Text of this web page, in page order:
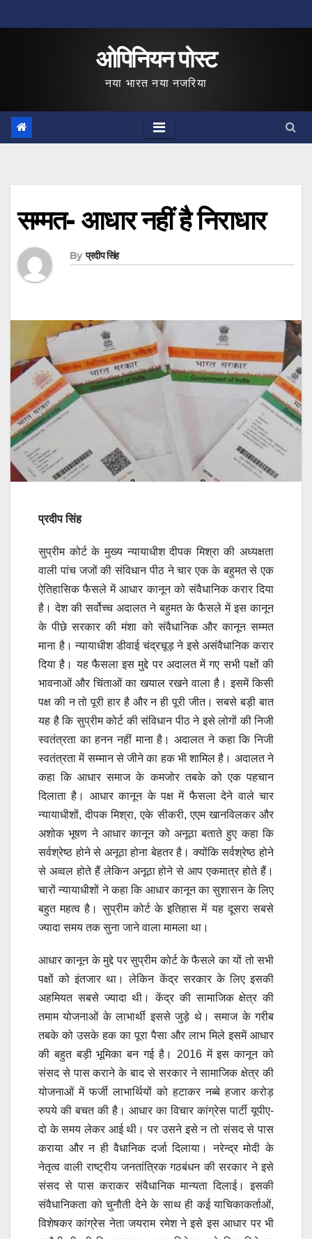
to
ओपिनियन पोस्ट
नया भारत नया नजरिया
सम्मत- आधार नहीं है निराधार
By प्रदीप सिंह
प्रदीप सिंह
सुप्रीम कोर्ट के मुख्य न्यायाधीश दीपक मिश्रा की अध्यक्षता
वाली पांच जजों की संविधान पीठ ने चार एक के बहुमत से एक
ऐतिहासिक फैसले में आधार कानून को संवैधानिक करार दिया
है। देश की सर्वोच्च अदालत ने बहुमत के फैसले में इस कानून
के पीछे सरकार की मंशा को संवैधानिक और कानून सम्मत
माना है। न्यायाधीश डीवाई चंद्रचूड़ ने इसे असंवैधानिक करार
दिया है। यह फैसला इस मुद्दे पर अदालत में गए सभी पक्षों की
भावनाओं और चिंताओं का खयाल रखने वाला है। इसमें किसी
पक्ष की न तो पूरी हार है और न ही पूरी जीत। सबसे बड़ी बात
यह है कि सुप्रीम कोर्ट की संविधान पीठ ने इसे लोगों की निजी
स्वतंत्रता का हनन नहीं माना है। अदालत ने कहा कि निजी
स्वतंत्रता में सम्मान से जीने का हक भी शामिल है। अदालत ने
कहा कि आधार समाज के कमजोर तबके को एक पहचान
दिलाता है। आधार कानून के पक्ष में फैसला देने वाले चार
न्यायाधीशों, दीपक मिश्रा, एके सीकरी, एएम खानविलकर और
अशोक भूषण ने आधार कानून को अनूठा बताते हुए कहा कि
सर्वश्रेष्ठ होने से अनूठा होना बेहतर है। क्योंकि सर्वश्रेष्ठ होने
से अव्वल होते हैं लेकिन अनूठा होने से आप एकमात्र होते हैं।
चारों न्यायाधीशों ने कहा कि आधार कानून का सुशासन के लिए
बहुत महत्व है। सुप्रीम कोर्ट के इतिहास में यह दूसरा सबसे
ज्यादा समय तक सुना जाने वाला मामला था।
आधार कानून के मुद्दे पर सुप्रीम कोर्ट के फैसले का यों तो सभी
पक्षों को इंतजार था। लेकिन केंद्र सरकार के लिए इसकी
अहमियत सबसे ज्यादा थी। केंद्र की सामाजिक क्षेत्र की
तमाम योजनाओं के लाभार्थी इससे जुड़े थे। समाज के गरीब
तबके को उसके हक का पूरा पैसा और लाभ मिले इसमें आधार
की बहुत बड़ी भूमिका बन गई है। 2016 में इस कानून को
संसद से पास कराने के बाद से सरकार ने सामाजिक क्षेत्र की
योजनाओं में फर्जी लाभार्थियों को हटाकर नब्बे हजार करोड़
रुपये की बचत की है। आधार का विचार कांग्रेस पार्टी यूपीए-
दो के समय लेकर आई थी। पर उसने इसे न तो संसद से पास
कराया और न ही वैधानिक दर्जा दिलाया। नरेन्द्र मोदी के
नेतृत्व वाली राष्ट्रीय जनतांत्रिक गठबंधन की सरकार ने इसे
संसद से पास कराकर संवैधानिक मान्यता दिलाई। इसकी
संवैधानिकता को चुनौती देने के साथ ही कई याचिकाकर्ताओं,
विशेषकर कांग्रेस नेता जयराम रमेश ने इसे इस आधार पर भी